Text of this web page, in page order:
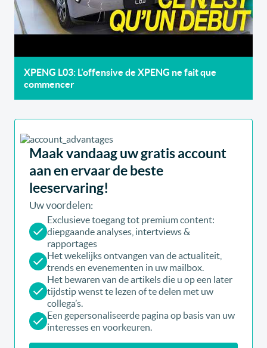
XPENG L03: L'offensive de XPENG ne fait que
commencer
Maak vandaag uw gratis account
aan en ervaar de beste
leeservaring!
Uw voordelen:
Exclusieve toegang tot premium content:
diepgaande analyses, intertviews &
rapportages
Het wekelijks ontvangen van de actualiteit,
trends en evenementen in uw mailbox.
Het bewaren van de artikels die u op een later
tijdstip wenst te lezen of te delen met uw
collega’s.
Een gepersonaliseerde pagina op basis van uw
interesses en voorkeuren.